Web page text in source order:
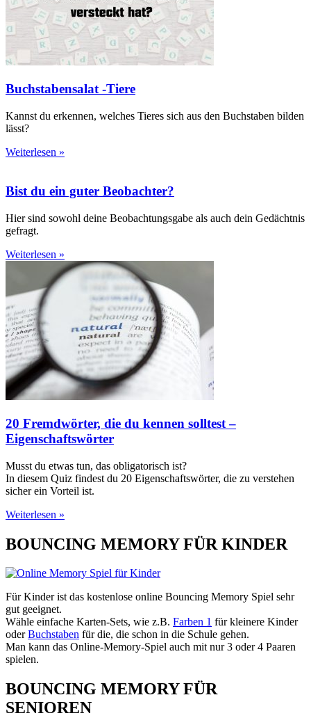
Buchstabensalat -Tiere
Kannst du erkennen, welches Tieres sich aus den Buchstaben bilden
lässt?
Weiterlesen »
Bist du ein guter Beobachter?
Hier sind sowohl deine Beobachtungsgabe als auch dein Gedächtnis
gefragt.
Weiterlesen »
20 Fremdwörter, die du kennen solltest –
Eigenschaftswörter
Musst du etwas tun, das obligatorisch ist?
In diesem Quiz findest du 20 Eigenschaftswörter, die zu verstehen
sicher ein Vorteil ist.
Weiterlesen »
BOUNCING MEMORY FÜR KINDER
Für Kinder ist das kostenlose online Bouncing Memory Spiel sehr
gut geeignet.
Wähle einfache Karten-Sets, wie z.B. Farben 1 für kleinere Kinder
oderBuchstaben für die, die schon in die Schule gehen.
Man kann das Online-Memory-Spiel auch mit nur 3 oder 4 Paaren
spielen.
BOUNCING MEMORY FÜR
SENIOREN